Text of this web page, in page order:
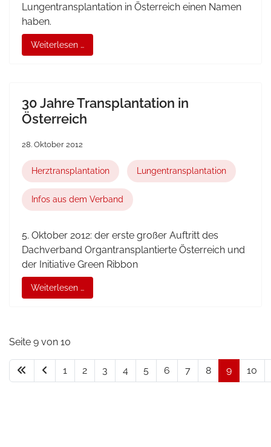
Lungentransplantation in Österreich einen Namen
haben.
Weiterlesen …
30 Jahre Transplantation in
Österreich
28. Oktober 2012
Herztransplantation Lungentransplantation
Infos aus dem Verband
5. Oktober 2012: der erste großer Auftritt des
Dachverband Organtransplantierte Österreich und
der Initiative Green Ribbon
Weiterlesen …
Seite 9 von 10
1 2 3 4 5 6 7 8 9 10